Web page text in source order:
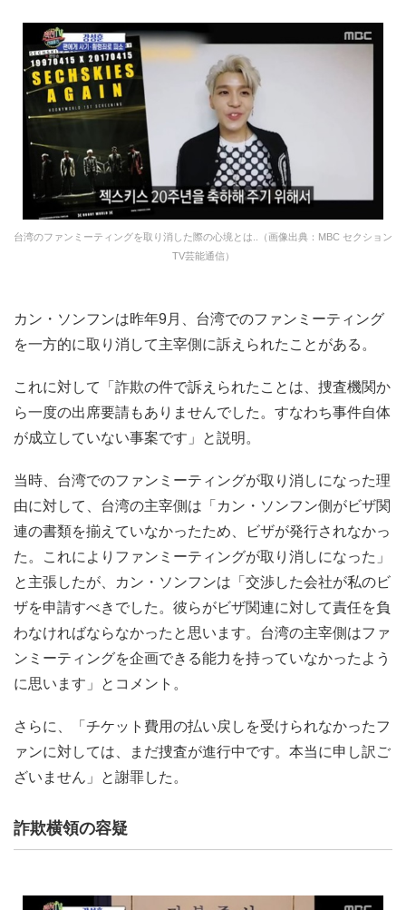
台湾のファンミーティングを取り消した際の心境とは..（画像出典：MBC セクション
TV芸能通信）
カン・ソンフンは昨年9月、台湾でのファンミーティング
を一方的に取り消して主宰側に訴えられたことがある。
これに対して「詐欺の件で訴えられたことは、捜査機関か
ら一度の出席要請もありませんでした。すなわち事件自体
が成立していない事案です」と説明。
当時、台湾でのファンミーティングが取り消しになった理
由に対して、台湾の主宰側は「カン・ソンフン側がビザ関
連の書類を揃えていなかったため、ビザが発行されなかっ
た。これによりファンミーティングが取り消しになった」
と主張したが、カン・ソンフンは「交渉した会社が私のビ
ザを申請すべきでした。彼らがビザ関連に対して責任を負
わなければならなかったと思います。台湾の主宰側はファ
ンミーティングを企画できる能力を持っていなかったよう
に思います」とコメント。
さらに、「チケット費用の払い戻しを受けられなかったフ
ァンに対しては、まだ捜査が進行中です。本当に申し訳ご
ざいません」と謝罪した。
詐欺横領の容疑